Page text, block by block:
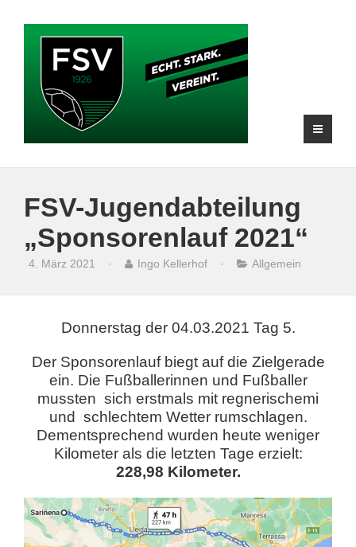
FSV-Jugendabteilung
„Sponsorenlauf 2021“
4. März 2021 · Ingo Kellerhof · Allgemein
Donnerstag der 04.03.2021 Tag 5.
Der Sponsorenlauf biegt auf die Zielgerade
ein. Die Fußballerinnen und Fußballer
mussten sich erstmals mit regnerischemi
und schlechtem Wetter rumschlagen.
Dementsprechend wurden heute weniger
Kilometer als die letzten Tage erzielt:
228,98 Kilometer.